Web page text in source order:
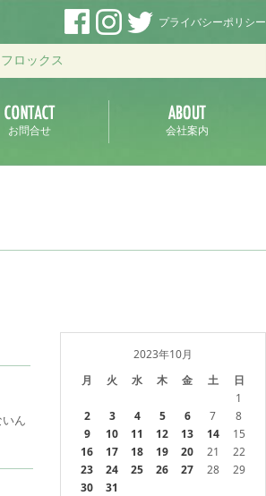
プライバシーポリシー
ロックス
お問合せ 会社案内
ん
2023年10月
月
火 水 木 金 土 日
1
2
3 4 5 6 7
8
9
10 11 12 13 14
15
16
17 18 19 20 21
22
23
24 25 26 27 28
29
30
31